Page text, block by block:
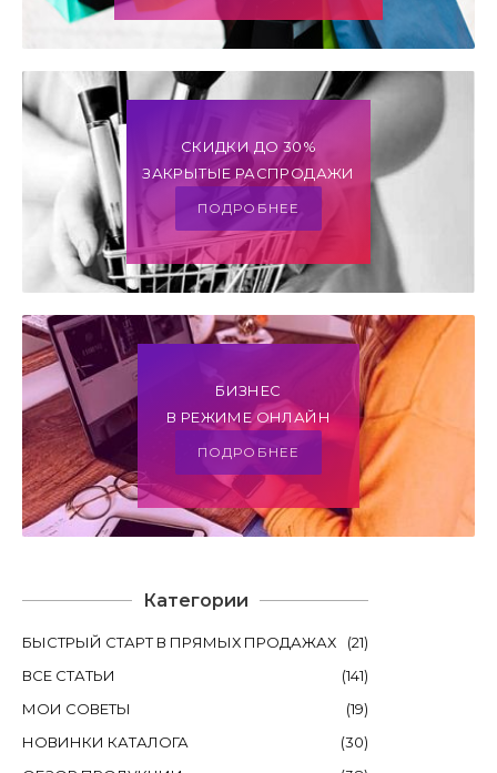
Категории
БЫСТРЫЙ СТАРТ В ПРЯМЫХ ПРОДАЖАХ (21)
ВСЕ СТАТЬИ
(141)
МОИ СОВЕТЫ
(19)
НОВИНКИ КАТАЛОГА
(30)
СКИДКИ ДО 30%
ЗАКРЫТЫЕ РАСПРОДАЖИ
ПОДРОБНЕЕ
БИЗНЕС
В РЕЖИМЕ ОНЛАЙН
ПОДРОБНЕЕ